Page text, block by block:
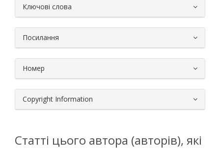
Ключові слова
Посилання
Номер
Copyright Information
Статті цього автора (авторів), які